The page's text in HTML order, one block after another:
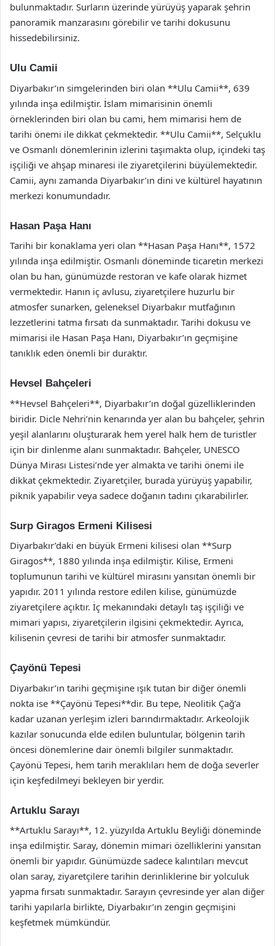
bulunmaktadır. Surların üzerinde yürüyüş yaparak şehrin
panoramik manzarasını görebilir ve tarihi dokusunu
hissedebilirsiniz.
Ulu Camii
Diyarbakır’ın simgelerinden biri olan **Ulu Camii**, 639
yılında inşa edilmiştir. İslam mimarisinin önemli
örneklerinden biri olan bu cami, hem mimarisi hem de
tarihi önemi ile dikkat çekmektedir. **Ulu Camii**, Selçuklu
ve Osmanlı dönemlerinin izlerini taşımakta olup, içindeki taş
işçiliği ve ahşap minaresi ile ziyaretçilerini büyülemektedir.
Camii, aynı zamanda Diyarbakır’ın dini ve kültürel hayatının
merkezi konumundadır.
Hasan Paşa Hanı
Tarihi bir konaklama yeri olan **Hasan Paşa Hanı**, 1572
yılında inşa edilmiştir. Osmanlı döneminde ticaretin merkezi
olan bu han, günümüzde restoran ve kafe olarak hizmet
vermektedir. Hanın iç avlusu, ziyaretçilere huzurlu bir
atmosfer sunarken, geleneksel Diyarbakır mutfağının
lezzetlerini tatma fırsatı da sunmaktadır. Tarihi dokusu ve
mimarisi ile Hasan Paşa Hanı, Diyarbakır’ın geçmişine
tanıklık eden önemli bir duraktır.
Hevsel Bahçeleri
**Hevsel Bahçeleri**, Diyarbakır’ın doğal güzelliklerinden
biridir. Dicle Nehri’nin kenarında yer alan bu bahçeler, şehrin
yeşil alanlarını oluşturarak hem yerel halk hem de turistler
için bir dinlenme alanı sunmaktadır. Bahçeler, UNESCO
Dünya Mirası Listesi’nde yer almakta ve tarihi önemi ile
dikkat çekmektedir. Ziyaretçiler, burada yürüyüş yapabilir,
piknik yapabilir veya sadece doğanın tadını çıkarabilirler.
Surp Giragos Ermeni Kilisesi
Diyarbakır’daki en büyük Ermeni kilisesi olan **Surp
Giragos**, 1880 yılında inşa edilmiştir. Kilise, Ermeni
toplumunun tarihi ve kültürel mirasını yansıtan önemli bir
yapıdır. 2011 yılında restore edilen kilise, günümüzde
ziyaretçilere açıktır. İç mekanındaki detaylı taş işçiliği ve
mimari yapısı, ziyaretçilerin ilgisini çekmektedir. Ayrıca,
kilisenin çevresi de tarihi bir atmosfer sunmaktadır.
Çayönü Tepesi
Diyarbakır’ın tarihi geçmişine ışık tutan bir diğer önemli
nokta ise **Çayönü Tepesi**dir. Bu tepe, Neolitik Çağ’a
kadar uzanan yerleşim izleri barındırmaktadır. Arkeolojik
kazılar sonucunda elde edilen buluntular, bölgenin tarih
öncesi dönemlerine dair önemli bilgiler sunmaktadır.
Çayönü Tepesi, hem tarih meraklıları hem de doğa severler
için keşfedilmeyi bekleyen bir yerdir.
Artuklu Sarayı
**Artuklu Sarayı**, 12. yüzyılda Artuklu Beyliği döneminde
inşa edilmiştir. Saray, dönemin mimari özelliklerini yansıtan
önemli bir yapıdır. Günümüzde sadece kalıntıları mevcut
olan saray, ziyaretçilere tarihin derinliklerine bir yolculuk
yapma fırsatı sunmaktadır. Sarayın çevresinde yer alan diğer
tarihi yapılarla birlikte, Diyarbakır’ın zengin geçmişini
keşfetmek mümkündür.